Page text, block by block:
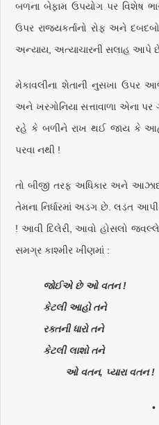
બળના બેફામ ઉપયોગ પર વિશેષ
ઉપર રાજ્યકર્તાનો રોફ અને
અન્યાય, અત્યાચારની સલાહ આપે
મેકાવલીના શેતાની નુસખા ઉપર
અને ખરગોનિયા સત્તાવાળા એના
રહે કે બળીને રાખ થઈ જાય કે
પરવા નથી !
તો બીજી તરફ અધિકાર અને
તેમના નિર્ધારમાં અડગ છે. લડત
! આવી દિલેરી, આવો હોસલો
સમગ્ર કાશ્મીર ખીણમાં :
જોઈએ છે ઓ વતન !
કેટલી આહો તને
રક્તની ધારો તને
કેટલી લાશો તને
ઓ વતન, પ્યારા વતન !
•